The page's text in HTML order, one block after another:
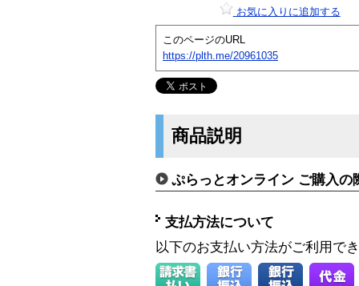
お気に入りに追加する
このページのURL
https://plth.me/20961035
商品説明
ぷらっとオンライン ご購入の
支払方法について
以下のお支払い方法がご利用で